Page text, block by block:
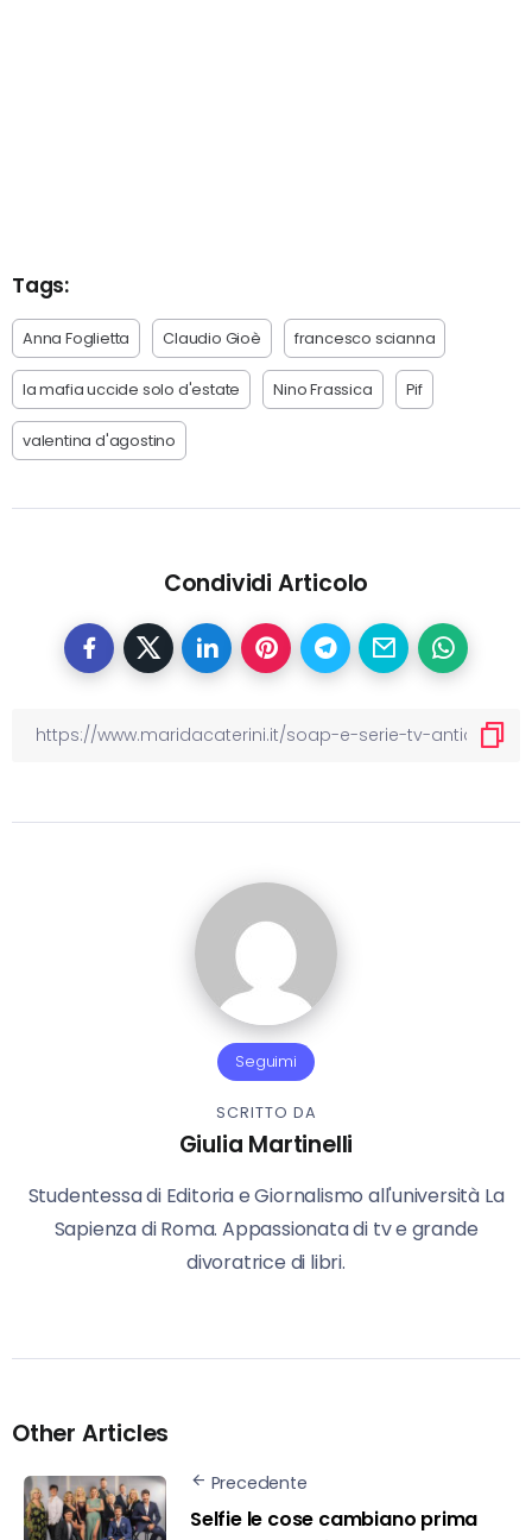
Tags:
Anna Foglietta Claudio Gioè francesco scianna
la mafia uccide solo d'estate Nino Frassica Pif
valentina d'agostino
Condividi Articolo
Seguimi
SCRITTO DA
Giulia Martinelli
Studentessa di Editoria e Giornalismo all'università La
Sapienza di Roma. Appassionata di tv e grande
divoratrice di libri.
Other Articles
Precedente
Selfie le cose cambiano prima